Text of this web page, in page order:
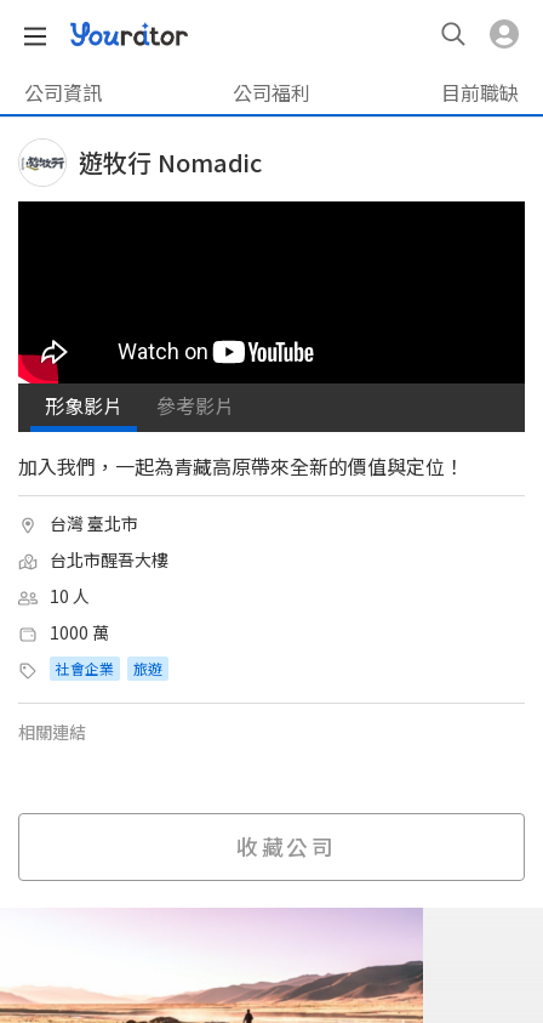
公司資訊 公司福利 目前職缺
遊牧行 Nomadic
形象影片 參考影片
加入我們，一起為青藏高原帶來全新的價值與定位！
台灣 臺北市
台北市醒吾大樓
10 人
1000 萬
社會企業 旅遊
相關連結
收藏公司